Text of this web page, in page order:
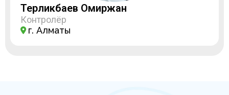
Терликбаев Омиржан
Контролёр
г. Алматы